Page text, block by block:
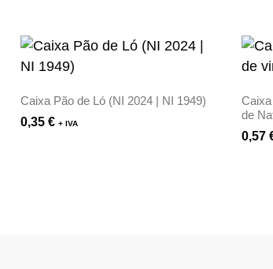
Caixa Pão de Ló (NI 2024 | NI 1949)
0,35 € + IVA
de
0,57